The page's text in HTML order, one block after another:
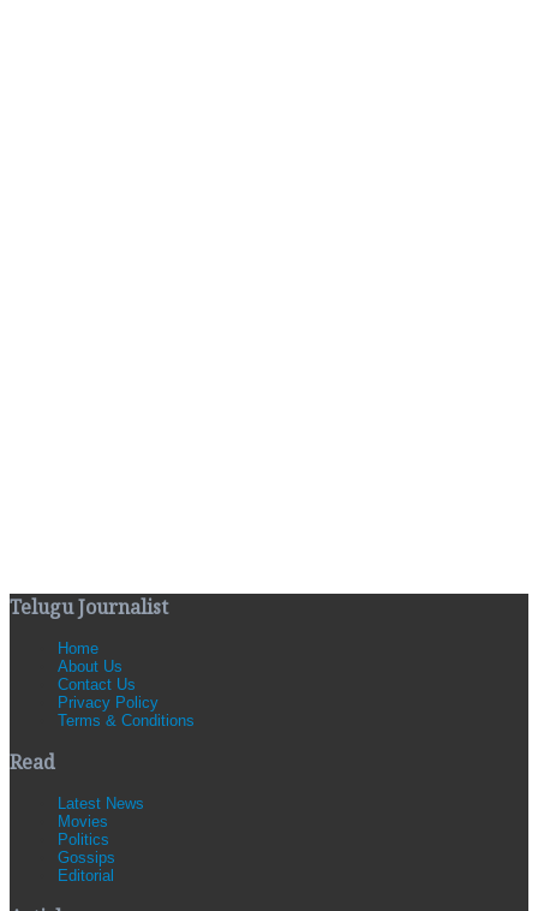
Telugu Journalist
Home
About Us
Contact Us
Privacy Policy
Terms & Conditions
Read
Latest News
Movies
Politics
Gossips
Editorial